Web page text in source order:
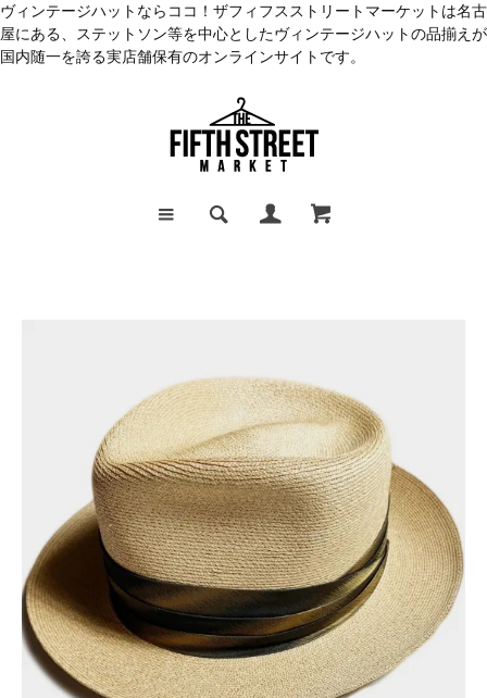
ヴィンテージハットならココ！ザフィフスストリートマーケットは名古
屋にある、ステットソン等を中心としたヴィンテージハットの品揃えが
国内随一を誇る実店舗保有のオンラインサイトです。